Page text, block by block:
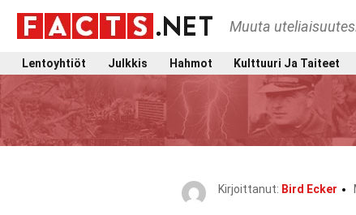
Muuta
Lentoyhtiöt Julkkis Hahmot Kulttuuri Ja Taiteet
Kirjoittanut: Bird Ecker